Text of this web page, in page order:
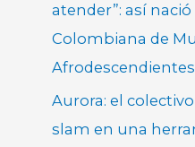
atender”: así
Colombiana de
Aurora: el
slam en una